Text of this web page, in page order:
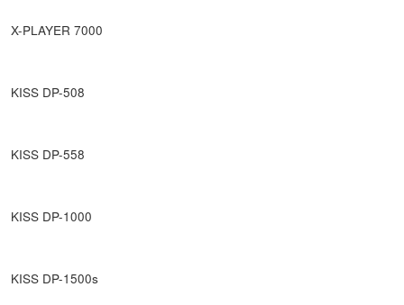
X-PLAYER 7000
KISS DP-508
KISS DP-558
KISS DP-1000
KISS DP-1500s